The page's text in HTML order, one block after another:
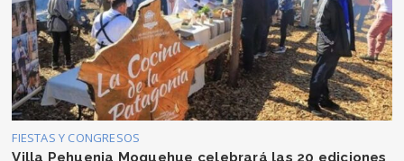
FIESTAS Y CONGRESOS
Villa Pehuenia Moquehue celebrará las 20 ediciones